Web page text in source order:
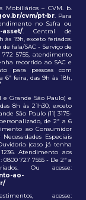
Mobiliários – CVM. b.
cvm/pt-br. Para
no Safra ou
asset/. Central de
às 19h, exceto feriados.
fala/SAC - Serviço de
5755, atendimento
recorrido ao SAC e
para pessoas com
6ª feira, das 9h às 18h,
e Grande São Paulo) e
8h às 21h30, exceto
São Paulo (11) 3175-
de 2ª a 6
ao Consumidor
Especiais
(caso já tenha
Atendimento aos
727 7555 - De 2ª a
Ou acesse:
ao-
acesse: